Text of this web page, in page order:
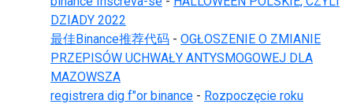
DZIADY 2022
最佳Binance推荐代码 - OGŁOSZENIE O ZMIANIE
PRZEPISÓW UCHWAŁY ANTYSMOGOWEJ DLA
MAZOWSZA
registrera dig f"or binance - Rozpoczęcie roku